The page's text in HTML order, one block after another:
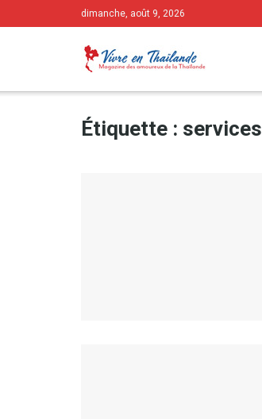
dimanche, août 9, 2026
Étiquette : services